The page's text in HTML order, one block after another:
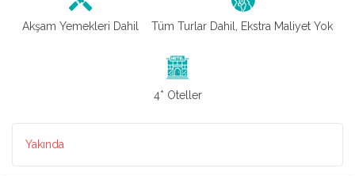
Akşam Yemekleri Dahil Tüm Turlar Dahil, Ekstra Maliyet Yok
4* Oteller
Yakında